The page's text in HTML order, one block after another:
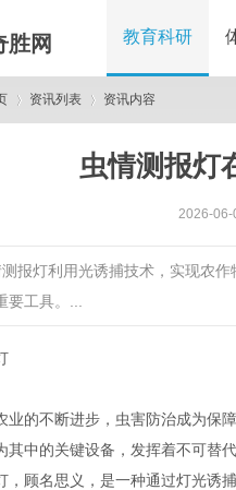
胜网 教育科研
资讯列表 资讯内容
虫情测报灯
2026-06-
报灯利用光诱捕技术，实现农
要工具。...
业的不断进步，虫害防治成为保
其中的关键设备，发挥着不可替代
，顾名思义，是一种通过灯光诱